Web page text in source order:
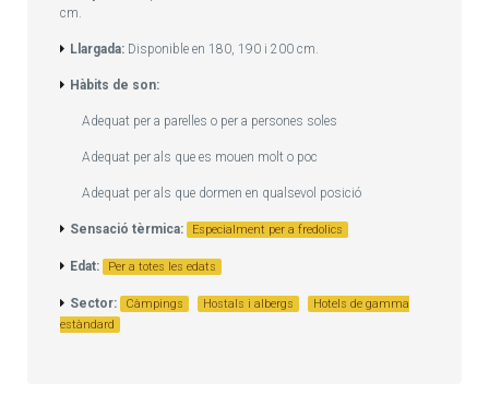
cm.
Llargada: Disponible en 180, 190 i 200 cm.
Hàbits de son:
Adequat per a parelles o per a persones soles
Adequat per als que es mouen molt o poc
Adequat per als que dormen en qualsevol posició
Sensació tèrmica: Especialment per a fredolics
Edat: Per a totes les edats
Sector: Càmpings Hostals i albergs
Hotels de gamma
estàndard